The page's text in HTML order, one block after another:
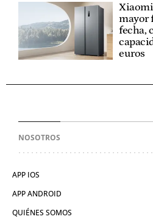
Xiaomi
mayor
fecha,
euros
NOSOTROS
APP IOS
APP ANDROID
QUIÉNES SOMOS